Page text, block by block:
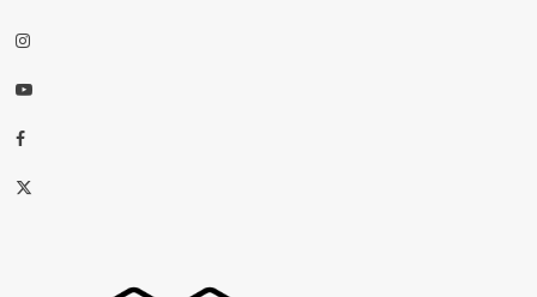
Instagram
Youtube
Facebook
X